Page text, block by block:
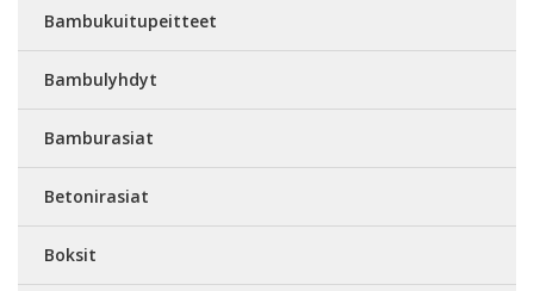
Bambukuitupeitteet
Bambulyhdyt
Bamburasiat
Betonirasiat
Boksit